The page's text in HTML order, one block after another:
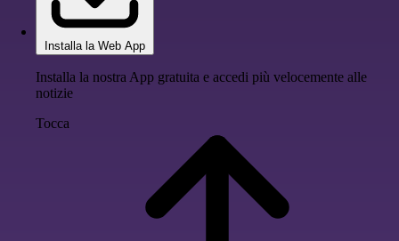
Installa la Web App
Installa la nostra App gratuita e accedi più velocemente alle
notizie
Tocca